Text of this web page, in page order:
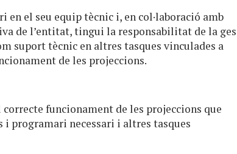
en el seu equip tècnic i, en col·laboració amb
de l’entitat, tingui la responsabilitat de la
suport tècnic en altres tasques vinculades a
de les projeccions.
funcionament de les projeccions que
i programari necessari i altres tasques